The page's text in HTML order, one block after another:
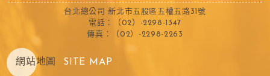
台北總公司 新北市五股區五權五路31號
電話：（02）-2298-1347
傳真：（02）-2298-2263
網站地圖 SITE MAP